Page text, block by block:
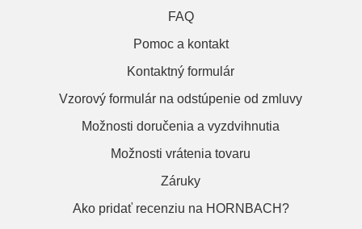
FAQ
Pomoc a kontakt
Kontaktný formulár
Vzorový formulár na odstúpenie od zmluvy
Možnosti doručenia a vyzdvihnutia
Možnosti vrátenia tovaru
Záruky
Ako pridať recenziu na HORNBACH?